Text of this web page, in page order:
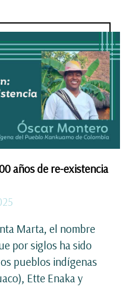
años de re-existencia
Marta, el nombre
por siglos ha sido
pueblos indígenas
Ette Enaka y